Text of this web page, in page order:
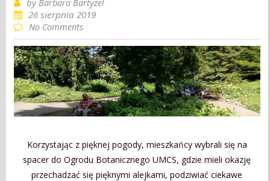
byBarbara Bartyzel
26 sierpnia 2019
No Comments
Korzystając z pięknej pogody, mieszkańcy wybrali się na
spacer do Ogrodu Botanicznego UMCS, gdzie mieli okazję
przechadzać się pięknymi alejkami, podziwiać ciekawe